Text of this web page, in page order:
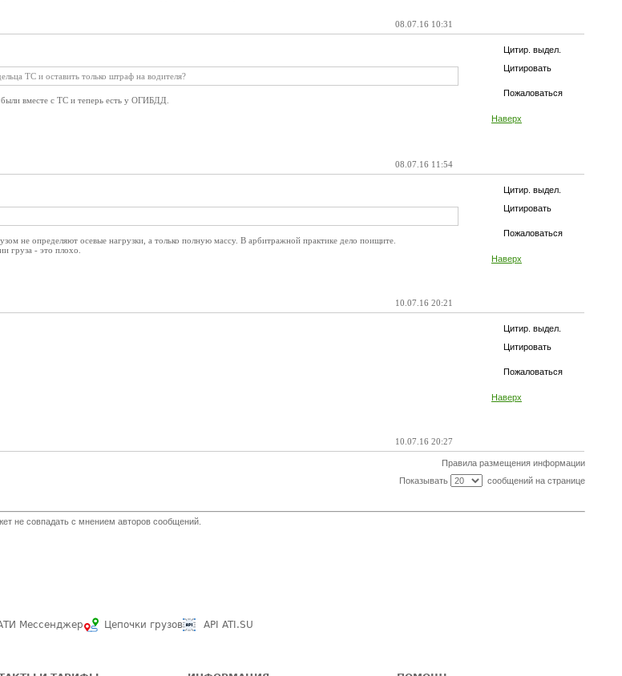
08.07.16 10:31
Цитир. выдел.
Цитировать
Пожаловаться
Наверх
ТС и оставить только штраф на водителя?
вместе с ТС и теперь есть у ОГИБДД.
08.07.16 11:54
Цитир. выдел.
Цитировать
Пожаловаться
Наверх
не определяют осевые нагрузки, а только полную массу. В арбитражной практике дело поищите.
груза - это плохо.
10.07.16 20:21
Цитир. выдел.
Цитировать
Пожаловаться
Наверх
10.07.16 20:27
Правила размещения информации
Показывать
сообщений на странице
не совпадать с мнением авторов сообщений.
Мессенджер Цепочки грузов API ATI.SU